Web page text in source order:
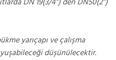
yarıçapı ve çalışma
düşünülecektir.